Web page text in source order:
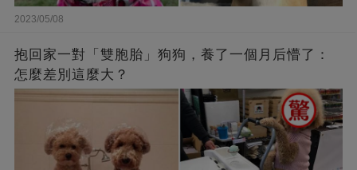
2023/05/08
抱回家一對「雙胞胎」狗狗，養了一個月后懵了：
怎麼差別這麼大？